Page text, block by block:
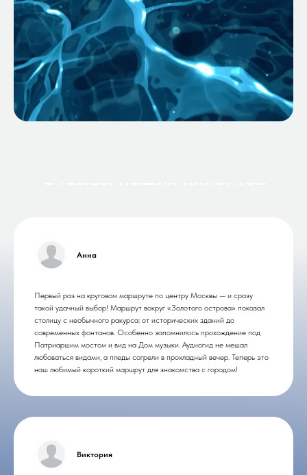
Анна
Первый раз на круговом маршруте по центру Москвы — и сразу
такой удачный выбор! Маршрут вокруг «Золотого острова» показал
столицу с необычного ракурса: от исторических зданий до
современных фонтанов. Особенно запомнилось прохождение под
Патриаршим мостом и вид на Дом музыки. Аудиогид не мешал
любоваться видами, а пледы согрели в прохладный вечер. Теперь это
наш любимый короткий маршрут для знакомства с городом!
Виктория